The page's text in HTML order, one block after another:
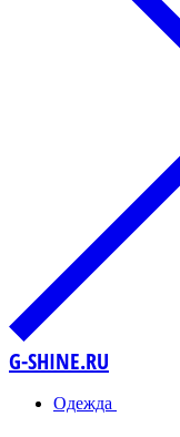
G-SHINE.RU
Одежда